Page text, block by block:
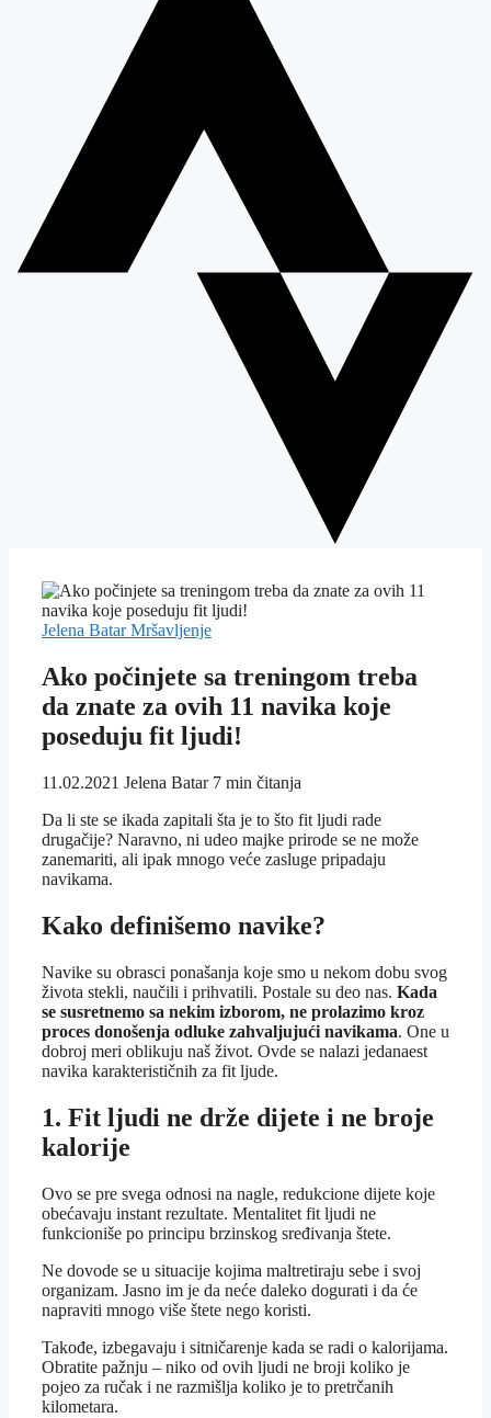
Jelena BatarMršavljenje
Ako počinjete sa treningom treba
da znate za ovih 11 navika koje
poseduju fit ljudi!
11.02.2021 Jelena Batar 7 min čitanja
Da li ste se ikada zapitali šta je to što fit ljudi rade
drugačije? Naravno, ni udeo majke prirode se ne može
zanemariti, ali ipak mnogo veće zasluge pripadaju
navikama.
Kako definišemo navike?
Navike su obrasci ponašanja koje smo u nekom dobu svog
života stekli, naučili i prihvatili. Postale su deo nas. Kada
se susretnemo sa nekim izborom, ne prolazimo kroz
proces donošenja odluke zahvaljujući navikama. One u
dobroj meri oblikuju naš život. Ovde se nalazi jedanaest
navika karakterističnih za fit ljude.
1. Fit ljudi ne drže dijete i ne broje
kalorije
Ovo se pre svega odnosi na nagle, redukcione dijete koje
obećavaju instant rezultate. Mentalitet fit ljudi ne
funkcioniše po principu brzinskog sređivanja štete.
Ne dovode se u situacije kojima maltretiraju sebe i svoj
organizam. Jasno im je da neće daleko dogurati i da će
napraviti mnogo više štete nego koristi.
Takođe, izbegavaju i sitničarenje kada se radi o kalorijama.
Obratite pažnju – niko od ovih ljudi ne broji koliko je
pojeo za ručak i ne razmišlja koliko je to pretrčanih
kilometara.